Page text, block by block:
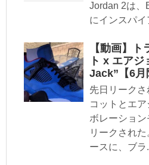
Jordan 2は、
にインスパイ
【動画】
ト x エア
Jack”【6月
先日リーク
コットとエ
ボレーショ
リークされ
ースに、ブラ